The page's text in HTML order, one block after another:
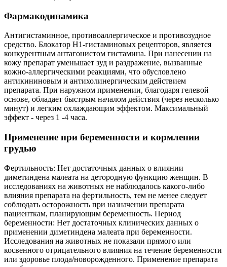
Фармакодинамика
Антигистаминное, противоаллергическое и противозудное
средство. Блокатор H1-гистаминовых рецепторов, является
конкурентным антагонистом гистамина. При нанесении на
кожу препарат уменьшает зуд и раздражение, вызванные
кожно-аллергическими реакциями, что обусловлено
антикининовым и антихолинергическим действием
препарата. При наружном применении, благодаря гелевой
основе, обладает быстрым началом действия (через несколько
минут) и легким охлаждающим эффектом. Максимальный
эффект - через 1 -4 часа.
Применение при беременности и кормлении
грудью
Фертильность: Нет достаточных данных о влиянии
диметиндена малеата на детородную функцию женщин. В
исследованиях на животных не наблюдалось какого-либо
влияния препарата на фертильность, тем не менее следует
соблюдать осторожность при назначении препарата
пациенткам, планирующим беременность. Период
беременности: Нет достаточных клинических данных о
применении диметиндена малеата при беременности.
Исследования на животных не показали прямого или
косвенного отрицательного влияния на течение беременности
или здоровье плода/новорожденного. Применение препарата